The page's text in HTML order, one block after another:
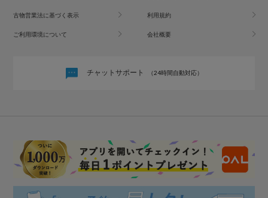
古物営業法に基づく表示 利用規約
ご利用環境について 会社概要
チャットサポート （24時間自動対応）